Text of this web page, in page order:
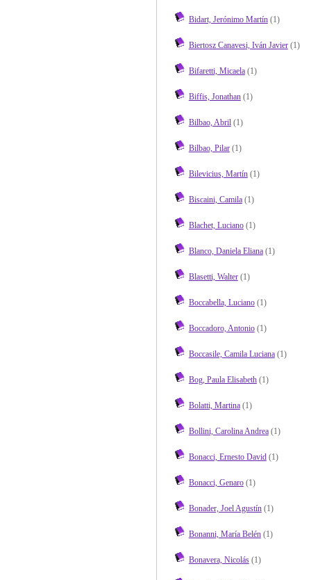
Bidart, Jerónimo Martín(1)
Biertosz Canavesi, Iván Javier(1)
Bifaretti, Micaela(1)
Biffis, Jonathan(1)
Bilbao, Abril(1)
Bilbao, Pilar(1)
Bilevicius, Martín(1)
Biscaini, Camila(1)
Blachet, Luciano(1)
Blanco, Daniela Eliana(1)
Blasetti, Walter(1)
Boccabella, Luciano(1)
Boccadoro, Antonio(1)
Boccasile, Camila Luciana(1)
Bog, Paula Elisabeth(1)
Bolatti, Martina(1)
Bollini, Carolina Andrea(1)
Bonacci, Ernesto David(1)
Bonacci, Genaro(1)
Bonader, Joel Agustín(1)
Bonanni, María Belén(1)
Bonavera, Nicolás(1)